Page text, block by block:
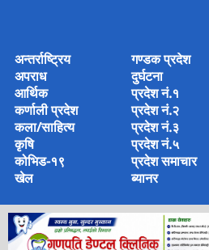
अन्तर्राष्ट्रिय
अपराध
आर्थिक
कर्णाली प्रदेश
कला/साहित्य
कृषि
कोभिड-१९
खेल
गण्डक प्रदेश
दुर्घटना
प्रदेश नं.१
प्रदेश नं.२
प्रदेश नं.३
प्रदेश नं.५
प्रदेश समाचार
ब्यानर
© 2022 Copyright © 2022 khoj khabar